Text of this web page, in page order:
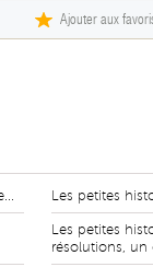
Ajouter aux
Les petites
Les petites
résolutions,